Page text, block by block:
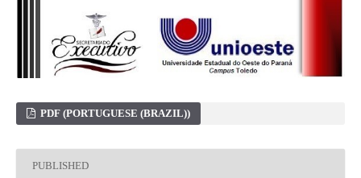
PDF (PORTUGUESE (BRAZIL))
PUBLISHED